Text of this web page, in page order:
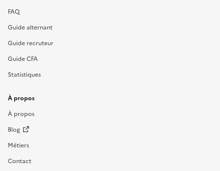
FAQ
Guide alternant
Guide recruteur
Guide CFA
Statistiques
À propos
À propos
Blog
Métiers
Contact